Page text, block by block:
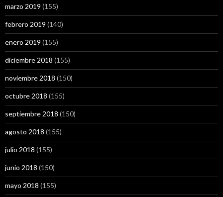
marzo 2019 (155)
febrero 2019 (140)
enero 2019 (155)
diciembre 2018 (155)
noviembre 2018 (150)
octubre 2018 (155)
septiembre 2018 (150)
agosto 2018 (155)
julio 2018 (155)
junio 2018 (150)
mayo 2018 (155)